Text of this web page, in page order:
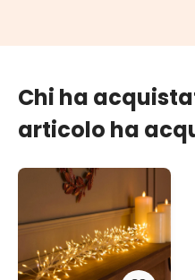
Chi ha
articolo ha